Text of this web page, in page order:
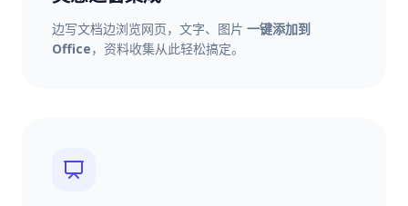
边写文档边浏览网页，文字、图片 一键添加到
Office，资料收集从此轻松搞定。